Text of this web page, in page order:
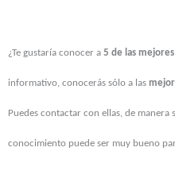
¿Te gustaría conocer a 5 de las
informativo, conocerás sólo a las
Puedes contactar con ellas, de manera
conocimiento puede ser muy bueno